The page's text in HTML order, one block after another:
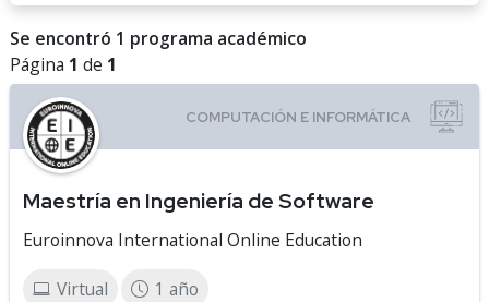
Se encontró 1 programa académico
Página 1 de 1
Maestría en Ingeniería de Software
Euroinnova International Online Education
Virtual 1 año